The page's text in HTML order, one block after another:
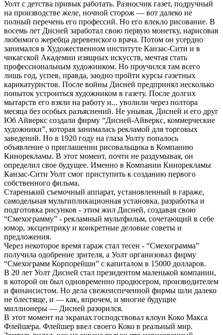
Уолт с детства привык работать. Разносчик газет, подручный
на производстве желе, ночной сторож — вот далеко не
полный перечень его профессий. Но его влекло рисование. В
восемь лет Дисней заработал свою первую монетку, нарисовав
любимого жеребца деревенского врача. Потом он усердно
занимался в Художественном институте Канзас-Сити и в
чикагской Академии изящных искусств, мечтая стать
профессиональным художником. Но проучился там всего
лишь год, успев, правда, заодно пройти курсы газетных
карикатуристов. После войны Дисней предпринял несколько
попыток устроиться художником в газету. После долгих
мытарств его взяли на работу и... уволили через полтора
месяца без особых разъяснений. Не унывая, Дисней и его друг
Юб Айверкс создали фирму “Дисней-Айверкс, коммерческие
художники”, которая занималась рекламой для торговых
заведений. Но в 1920 году на глаза Уолту попалось
объявление о приглашении рисовальщика в Компанию
Кинорекламы. В этот момент, почти не раздумывая, он
определил свое будущее. Именно в Компании Кинорекламы
Канзас-Сити Уолт смог приступить к созданию первого
собственного фильма.
Старенький съемочный аппарат, установленный в гараже,
самодельная мультипликационная установка, разработка и
подготовка рисунков - этим жил Дисней, создавая свою
“Смехограмму” - рекламный мультфильм, сочетающий в себе
юмор, эксцентрику и конкретные деловые советы и
предложения.
Через некоторое время гараж стал тесен - “Смехограмма”
получила одобрение зрителя, а Уолт организовал фирму
“Смехограмм Корпорейшн” с капиталом в 15000 долларов.
В 20 лет Уолт Дисней стал президентом маленькой компании,
в которой он был одновременно продюсером, производителем
и финансистом. Но дела свежеиспеченной фирмы шли далеко
не блестяще, и — как, впрочем, и многие будущие
миллионеры — Дисней разорился.
В этот момент на экранах господствовал клоун Коко Макса
Флейшера. Флейшер ввел своего Коко в реальный мир.